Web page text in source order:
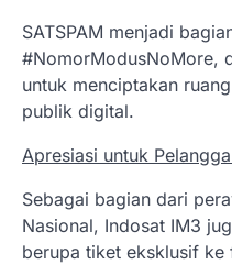
SATSPAM menjadi
#NomorModusNoMore,
untuk menciptakan
publik digital.
Apresiasi untuk
Sebagai bagian dari
Nasional, Indosat IM3
berupa tiket eksklusif ke